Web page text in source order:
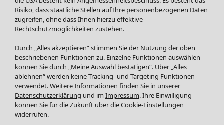
Röcke
Jacken & Mäntel
Leggings /Strumpfhosen
Schuhe
Bademode
Basics
SALE Zuhause
Alle anzeigen
Dekoration
Textilien
Frottee
Risiko, dass staatliche Stellen auf Ihre personenbezogenen Daten
zugreifen, ohne dass Ihnen hierzu effektive
Rechtschutzmöglichkeiten zustehen.
Durch „Alles akzeptieren“ stimmen Sie der Nutzung der oben
beschriebenen Funktionen zu. Einzelne Funktionen auswählen
können Sie durch „Meine Auswahl bestätigen“. Über „Alles
ablehnen“ werden keine Tracking- und Targeting Funktionen
verwendet. Weitere Informationen finden Sie in unserer
Datenschutzerklärung und im Impressum. Ihre Einwilligung
können Sie für die Zukunft über die Cookie-Einstellungen
widerrufen.